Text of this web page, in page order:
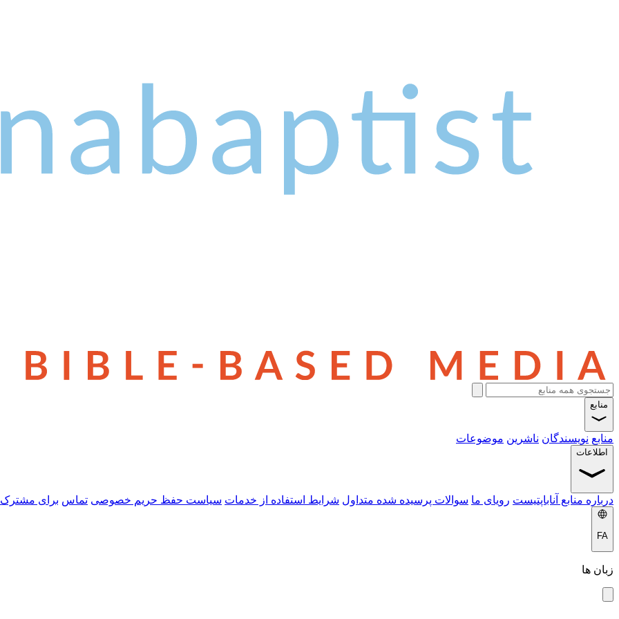
منابع
منابع نویسندگان ناشرین موضوعات
اطلاعات
درباره منابع آناباپتیست رویای ما سوالات پرسیده شده متداول شرایط استفاده از خدمات سیاست حفظ حریم خصوصی تماس برای
FA
زبان ها